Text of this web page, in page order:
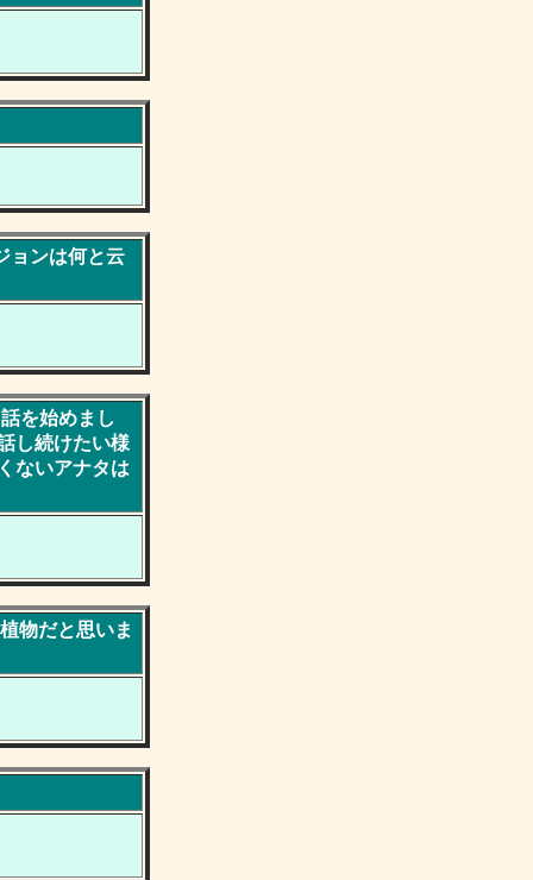
ョンは何と云
を始めまし
し続けたい様
ないアナタは
物だと思いま